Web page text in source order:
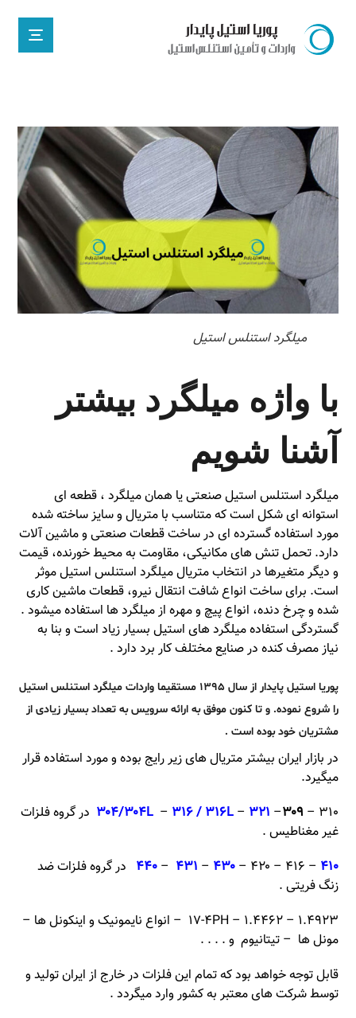
میلگرد استنلس استیل
با واژه میلگرد بیشتر
آشنا شویم
میلگرد استنلس استیل صنعتی یا همان میلگرد ، قطعه ای
استوانه ای شکل است که متناسب با متریال و سایز ساخته شده
مورد استفاده گسترده ای در ساخت قطعات صنعتی و ماشین آلات
دارد. تحمل تنش های مکانیکی، مقاومت به محیط خورنده، قیمت
و دیگر متغیرها در انتخاب متریال میلگرد استنلس استیل موثر
است. برای ساخت انواع شافت انتقال نیرو، قطعات ماشین کاری
شده و چرخ دنده، انواع پیچ و مهره از میلگرد ها استفاده میشود .
گستردگی استفاده میلگرد های استیل بسیار زیاد است و بنا به
نیاز مصرف کنده در صنایع مختلف کار برد دارد .
پوریا استیل پایدار از سال ۱۳۹۵ مستقیما واردات میلگرد استنلس استیل
را شروع نموده. و تا کنون موفق به ارائه سرویس به تعداد بسیار زیادی از
مشتریان خود بوده است .
در بازار ایران بیشتر متریال های زیر رایج بوده و مورد استفاده قرار
میگیرد.
۳۰۴/۳۰۴L– ۳۱۶ / ۳۱۶L– ۳۲۱ –۳۰۹
– ۳۱۰ در گروه فلزات
غیر مغناطیس .
۴۱۰ – ۴۱۶ – ۴۲۰ – ۴۳۰ – ۴۳۱ –۴۴۰ در گروه فلزات ضد
زنگ فریتی .
۱۷-۴PH – ۱.۴۴۶۲ – ۱.۴۹۲۳ – انواع نایمونیک و اینکونل ها –
مونل ها – تیتانیوم و . . . .
قابل توجه خواهد بود که تمام این فلزات در خارج از ایران تولید و
توسط شرکت های معتبر به کشور وارد میگردد .